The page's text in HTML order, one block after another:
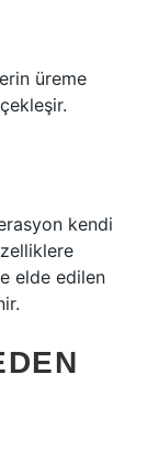
üreme
kendi
elde edilen